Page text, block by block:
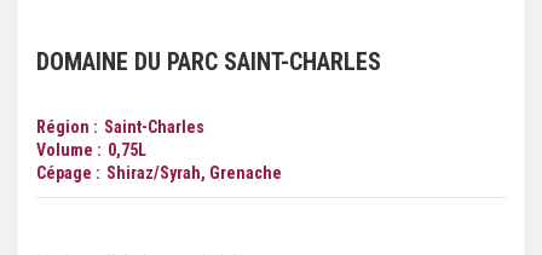
DOMAINE DU PARC SAINT-CHARLES
Région
Saint-Charles
Volume
0,75L
Cépage
Shiraz/Syrah, Grenache